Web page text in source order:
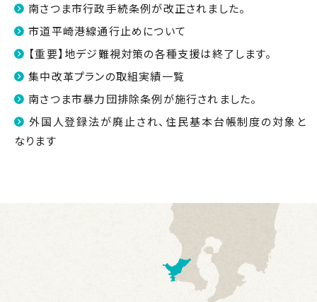
南さつま市行政手続条例が改正されました。
市道平崎港線通行止めについて
【重要】地デジ難視対策の各種支援は終了します。
集中改革プランの取組実績一覧
南さつま市暴力団排除条例が施行されました。
外国人登録法が廃止され、住民基本台帳制度の対象と
なります